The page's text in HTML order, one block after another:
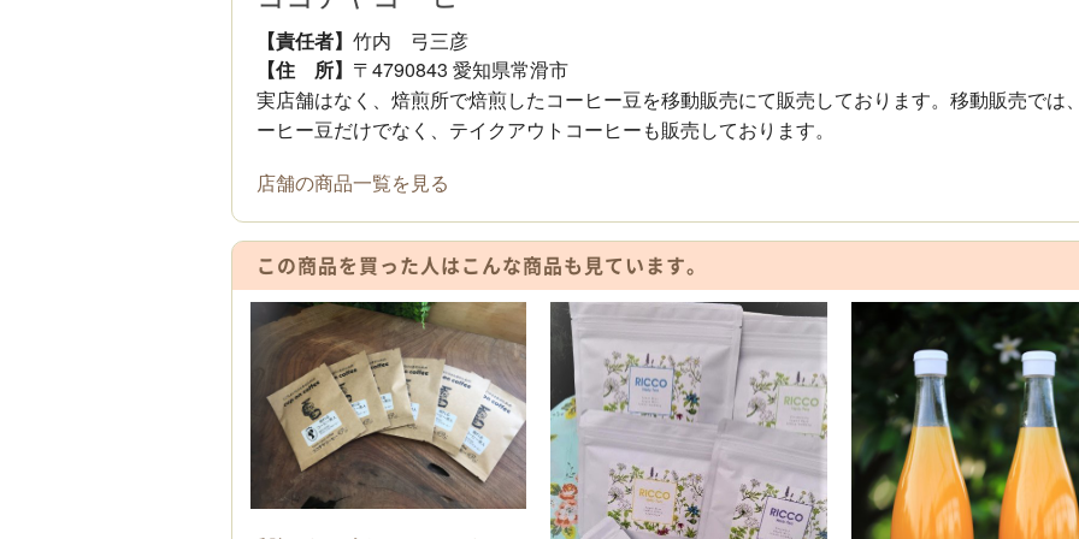
【責任者】 竹内 弓三彦
【住 所】 〒4790843 愛知県常滑市
実店舗はなく、焙煎所で焙煎したコーヒー豆を移動販売にて販売しております。移動販売では
ーヒー豆だけでなく、テイクアウトコーヒーも販売しております。
店舗の商品一覧を見る
この商品を買った人はこんな商品も見ています。